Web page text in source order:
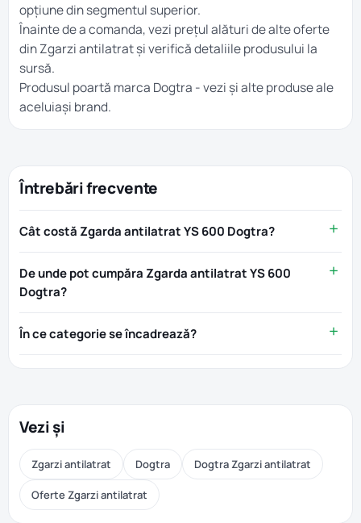
opțiune din segmentul superior.
Înainte de a comanda, vezi prețul alături de alte oferte
dinZgarzi antilatratși verifică detaliile produsului la
sursă.
Produsul poartă marca Dogtra - vezi și alte produse ale
aceluiași brand.
Întrebări frecvente
Cât costă Zgarda antilatrat YS 600 Dogtra?
De unde pot cumpăra Zgarda antilatrat YS 600
Dogtra?
În ce categorie se încadrează?
Vezi și
Zgarzi antilatrat Dogtra Dogtra Zgarzi antilatrat
Oferte Zgarzi antilatrat